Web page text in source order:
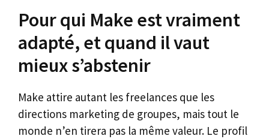
Pour qui Make est vraiment
adapté, et quand il vaut
mieux s’abstenir
Make attire autant les freelances que les
directions marketing de groupes, mais tout le
monde n’en tirera pas la même valeur. Le profil